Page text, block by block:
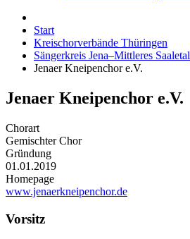
Start
Kreischorverbände Thüringen
Sängerkreis Jena–Mittleres Saaletal
Jenaer Kneipenchor e.V.
Jenaer Kneipenchor e.V.
Chorart
Gemischter Chor
Gründung
01.01.2019
Homepage
www.jenaerkneipenchor.de
Vorsitz